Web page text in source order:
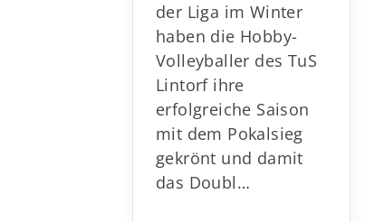
der Liga im Winter
haben die Hobby-
Volleyballer des TuS
Lintorf ihre
erfolgreiche Saison
mit dem Pokalsieg
gekrönt und damit
das Doubl…